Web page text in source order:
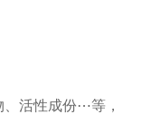
活性成份⋯等，